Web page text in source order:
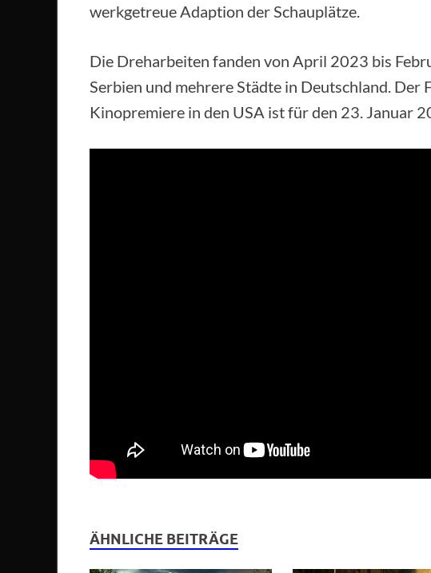
werkgetreue Adaption der Schauplätze.
Die Dreharbeiten fanden von April 2023 bis
Serbien und mehrere Städte in Deutschland. Der
Kinopremiere in den USA ist für den 23. Januar
ÄHNLICHE BEITRÄGE